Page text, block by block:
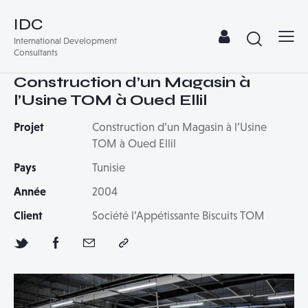
IDC
International Development
Consultants
Construction d’un Magasin à
l’Usine TOM à Oued Ellil
Projet
Construction d’un Magasin à l’Usine
TOM à Oued Ellil
Pays
Tunisie
Année
2004
Client
Société l’Appétissante Biscuits TOM